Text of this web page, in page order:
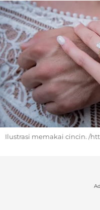
Ilustrasi memakai cincin. /